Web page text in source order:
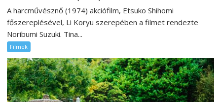
A harcművésznő (1974) akciófilm, Etsuko Shihomi
főszereplésével, Li Koryu szerepében a filmet rendezte
Noribumi Suzuki. Tina...
Filmek